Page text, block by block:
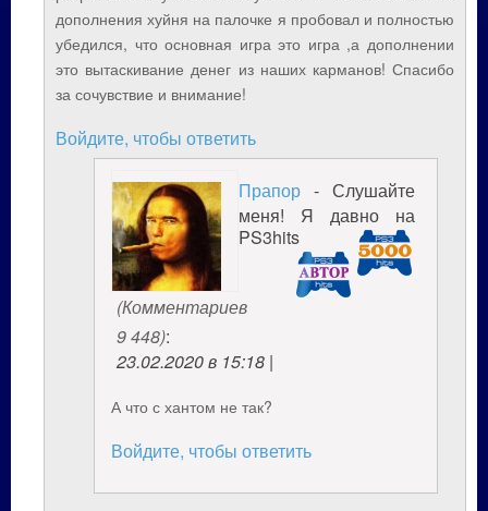
дополнения хуйня на палочке я пробовал и полностью
убедился, что основная игра это игра ,а дополнении
это вытаскивание денег из наших карманов! Спасибо
за сочувствие и внимание!
Войдите, чтобы ответить
Прапор - Слушайте
меня! Я давно на
PS3hits
(Комментариев
9 448):
23.02.2020 в 15:18 |
А что с хантом не так?
Войдите, чтобы ответить